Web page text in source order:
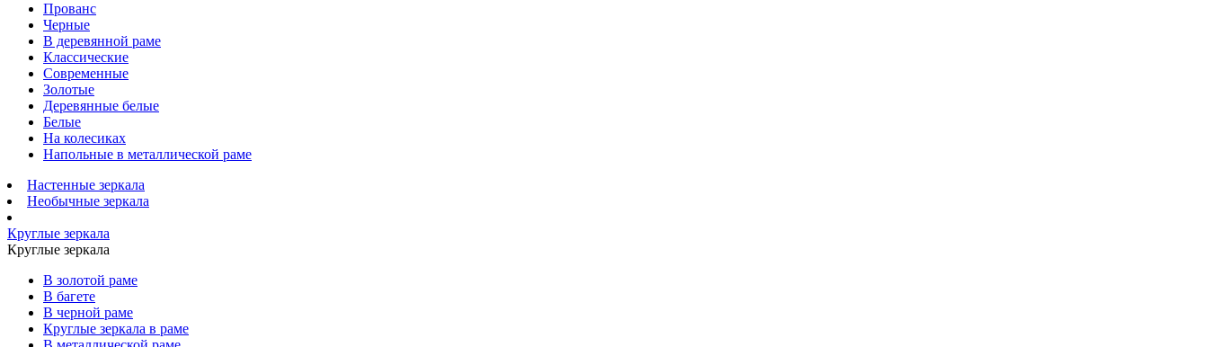
Прованс
Черные
В деревянной раме
Классические
Современные
Золотые
Деревянные белые
Белые
На колесиках
Напольные в металлической раме
Настенные зеркала
Необычные зеркала
Круглые зеркала
Круглые зеркала
В золотой раме
В багете
В черной раме
Круглые зеркала в раме